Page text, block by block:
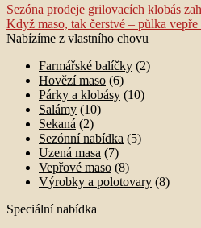
Navigace
pro
příspěvek
Předchozí
příspěvek:
Sezóna prodeje grilovacích klobás
Následující
příspěvek:
Když maso, tak čerstvé – půlka vepře
Nabízíme z vlastního chovu
Farmářské balíčky (2)
Hovězí maso (6)
Párky a klobásy (10)
Salámy (10)
Sekaná (2)
Sezónní nabídka (5)
Uzená masa (7)
Vepřové maso (8)
Výrobky a polotovary (8)
Speciální nabídka